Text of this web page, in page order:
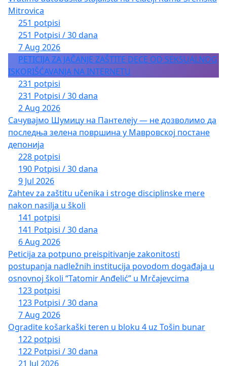
Mitrovica
251 potpisi
251 Potpisi / 30 dana
7 Aug 2026
PETICIJA ZA JAČANJE ZAŠTITE DECE OD SEKSUALNOG
ISKORIŠĆAVANJA NA INTERNETU
231 potpisi
231 Potpisi / 30 dana
2 Aug 2026
Сачувајмо Шумицу на Пантелеју — не дозволимо да
последња зелена површина у Мавровској постане
депонија
228 potpisi
190 Potpisi / 30 dana
9 Jul 2026
Zahtev za zaštitu učenika i stroge disciplinske mere
nakon nasilja u školi
141 potpisi
141 Potpisi / 30 dana
6 Aug 2026
Peticija za potpuno preispitivanje zakonitosti
postupanja nadležnih institucija povodom događaja u
osnovnoj školi “Tatomir Anđelić” u Mrčajevcima
123 potpisi
123 Potpisi / 30 dana
7 Aug 2026
Ogradite košarkaški teren u bloku 4 uz Tošin bunar
122 potpisi
122 Potpisi / 30 dana
21 Jul 2026